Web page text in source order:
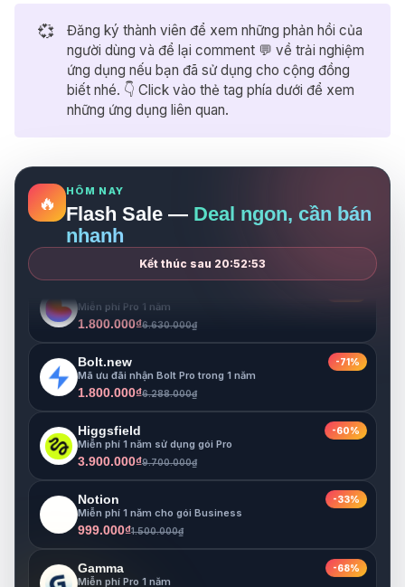
💞
Đăng ký thành viên để xem những phản hồi của
người dùng và để lại comment 💬 về trải nghiệm
ứng dụng nếu bạn đã sử dụng cho cộng đồng
biết nhé. 👇 Click vào thẻ tag phía dưới để xem
những ứng dụng liên quan.
🔥
HÔM NAY
Flash Sale — Deal ngon, cần bán
nhanh
Kết thúc sau 20:52:52
1.800.000₫6.288.000₫
-60%
Higgsfield
Miễn phí 1 năm sử dụng gói Pro
3.900.000₫9.700.000₫
999.000₫1.500.000₫
-68%
Gamma
Miễn phí Pro 1 năm
1.800.000₫
1.800.000₫ 6.630.000₫
-71%
Bolt.new
Mã ưu đãi nhận Bolt Pro trong 1 năm
1.800.000₫6.288.000₫
-60%
Higgsfield
Miễn phí 1 năm sử dụng gói Pro
3.900.000₫9.700.000₫
-33%
Notion
Miễn phí 1 năm cho gói Business
999.000₫1.500.000₫
-68%
Gamma
Miễn phí Pro 1 năm
1.800.000₫ 5.680.000₫